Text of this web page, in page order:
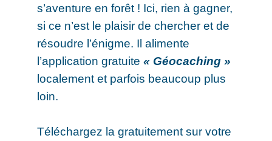
s’aventure en forêt ! Ici, rien à gagner,
si ce n’est le plaisir de chercher et de
résoudre l’énigme. Il alimente
l’application gratuite« Géocaching »
localement et parfois beaucoup plus
loin.
Téléchargez la gratuitement sur votre